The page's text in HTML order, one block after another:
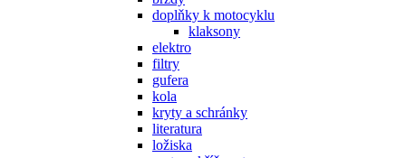
doplňky k motocyklu
klaksony
elektro
filtry
gufera
kola
kryty a schránky
literatura
ložiska